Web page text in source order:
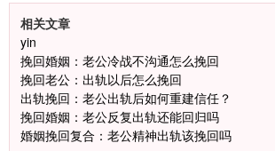
相关文章
yin
挽回婚姻：老公冷战不沟通怎么挽回
挽回老公：出轨以后怎么挽回
出轨挽回：老公出轨后如何重建信任？
挽回婚姻：老公反复出轨还能回归吗
婚姻挽回复合：老公精神出轨该挽回吗